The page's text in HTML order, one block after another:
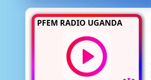
PFEM RADIO UGANDA